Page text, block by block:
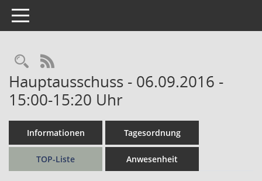
Toggle navigation
Rechercheauswahl
RSS-Feed
Hauptausschuss - 06.09.2016 -
15:00-15:20 Uhr
Informationen Tagesordnung
TOP-Liste Anwesenheit